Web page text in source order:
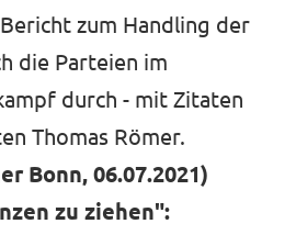
zum Handling der
die Parteien im
durch - mit Zitaten
Thomas Römer.
Bonn, 06.07.2021)
zu ziehen":